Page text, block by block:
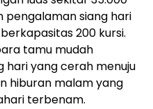
pengalaman siang hari
200 kursi.
tamu mudah
hari yang cerah menuju
hiburan malam yang
terbenam.